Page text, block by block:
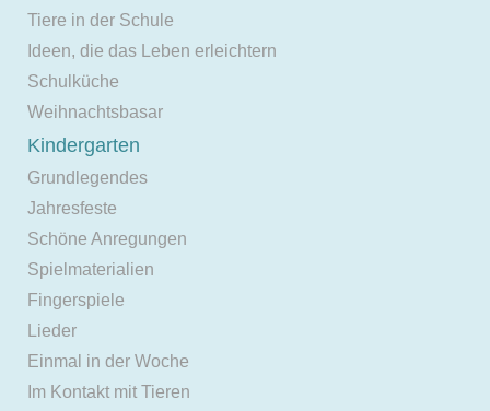
Tiere in der Schule
Ideen, die das Leben erleichtern
Schulküche
Weihnachtsbasar
Kindergarten
Grundlegendes
Jahresfeste
Schöne Anregungen
Spielmaterialien
Fingerspiele
Lieder
Einmal in der Woche
Im Kontakt mit Tieren